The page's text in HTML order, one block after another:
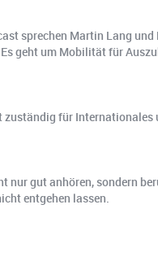
sprechen Martin Lang
geht um Mobilität für
für
gut anhören, sondern
entgehen lassen.